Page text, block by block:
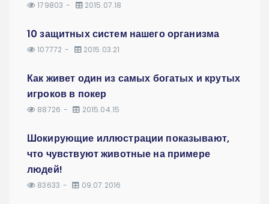
179803 2015.07.18
10 защитных систем нашего организма
107772 2015.03.21
Как живет один из самых богатых и крутых
игроков в покер
88726 2015.04.15
Шокирующие иллюстрации показывают,
что чувствуют животные на примере
людей!
83633 09.07.2016